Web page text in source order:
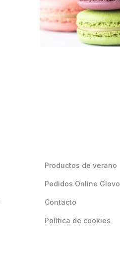
Productos de verano
Pedidos Online Glovo
Contacto
Política de cookies